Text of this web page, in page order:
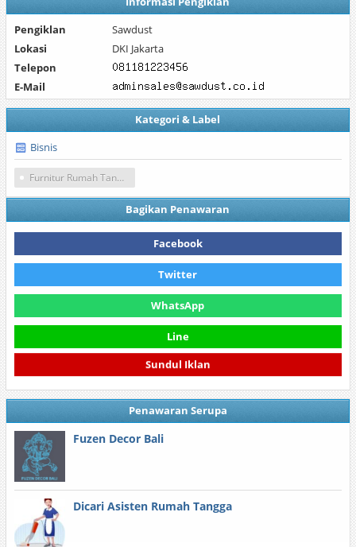
Pengiklan
Sawdust
Lokasi
DKI Jakarta
Telepon
E-Mail
Kategori & Label
Bisnis
Furnitur Rumah Tangga
Bagikan Penawaran
Facebook
Twitter
WhatsApp
Line
Sundul Iklan
Penawaran Serupa
Fuzen Decor Bali
Dicari Asisten Rumah Tangga